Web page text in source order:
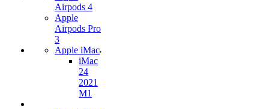
Airpods 4
Apple
Airpods Pro
3
Apple iMac
iMac
24
2021
M1